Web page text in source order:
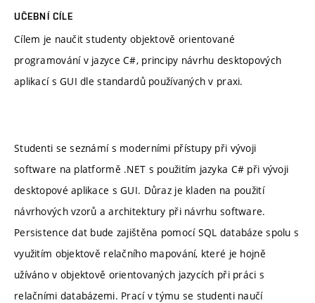
UČEBNÍ CÍLE
Cílem je naučit studenty objektově orientované
programování v jazyce C#, principy návrhu desktopových
aplikací s GUI dle standardů používaných v praxi.
Studenti se seznámí s moderními přístupy při vývoji
software na platformě .NET s použitím jazyka C# při vývoji
desktopové aplikace s GUI. Důraz je kladen na použití
návrhových vzorů a architektury při návrhu software.
Persistence dat bude zajištěna pomocí SQL databáze spolu s
využitím objektově relačního mapování, které je hojně
užíváno v objektově orientovaných jazycích při práci s
relačními databázemi. Prací v týmu se studenti naučí